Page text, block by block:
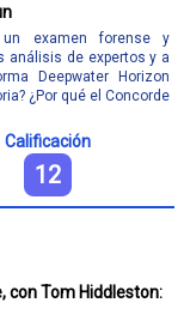
examen forense y
análisis de expertos y a
Deepwater Horizon
¿Por qué el Concorde
Calificación
12
con Tom Hiddleston: